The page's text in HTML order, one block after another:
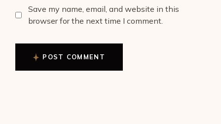
Save my name, email, and website in this
browser for the next time I comment.
POST COMMENT